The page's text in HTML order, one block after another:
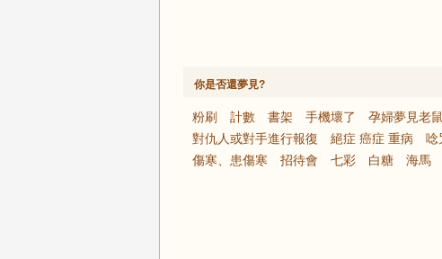
你是否還夢見?
粉刷 計數 書架 手機壞了 孕婦夢見老鼠
對仇人或對手進行報復
絕症 癌症 重病 唸
傷寒、患傷寒
招待會 七彩 白糖 海馬